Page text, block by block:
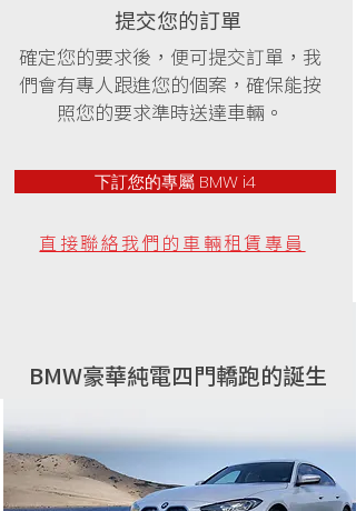
確定您的要求後，便可提交訂單，我
們會有專人跟進您的個案，確保能按
照您的要求準時送達車輛。
下訂您的專屬 BMW i4
直接聯絡我們的車輛租賃專員
BMW豪華純電四門轎跑的誕生
提交您的訂單